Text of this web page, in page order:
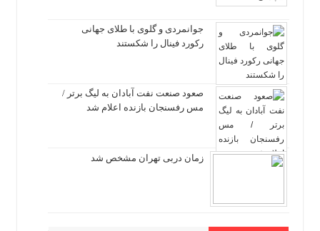
جوانمردی و گلوی با طلای جهانی
رکورد فینال را شکستند
صعود صنعت نفت آبادان به لیگ برتر /
مس رفسنجان بازنده اعلام شد
زمان دربی تهران مشخص شد